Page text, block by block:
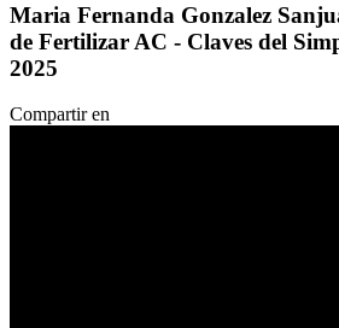
Maria Fernanda Gonzalez
de Fertilizar AC - Claves del
2025
Compartir en